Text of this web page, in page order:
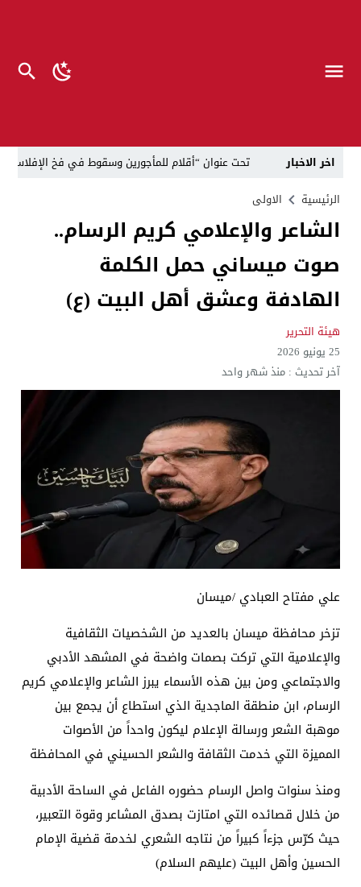
اخر الاخبار
تحت عنوان “أقلام للمأجورين وسقوط في فخ الإفلاس
العراق: لا تهديد على الحدود مع سوريا وتحركات القوات
بينهم ضابطان.. توقيف أربعة منتسبين بشرطة
نفوق جماعي”.. تحذير من كارثة بيئية تهدد أهوار
الرئيسية الاولى
الشاعر والإعلامي كريم الرسام..
صوت ميساني حمل الكلمة
الهادفة وعشق أهل البيت (ع)
هيئة التحرير
25 يونيو 2026
آخر تحديث :منذ شهر واحد
علي مفتاح العبادي /ميسان
تزخر محافظة ميسان بالعديد من الشخصيات الثقافية
والإعلامية التي تركت بصمات واضحة في المشهد الأدبي
والاجتماعي ومن بين هذه الأسماء يبرز الشاعر والإعلامي كريم
الرسام، ابن منطقة الماجدية الذي استطاع أن يجمع بين
موهبة الشعر ورسالة الإعلام ليكون واحداً من الأصوات
المميزة التي خدمت الثقافة والشعر الحسيني في المحافظة
ومنذ سنوات واصل الرسام حضوره الفاعل في الساحة الأدبية
من خلال قصائده التي امتازت بصدق المشاعر وقوة التعبير،
حيث كرّس جزءاً كبيراً من نتاجه الشعري لخدمة قضية الإمام
الحسين وأهل البيت (عليهم السلام)